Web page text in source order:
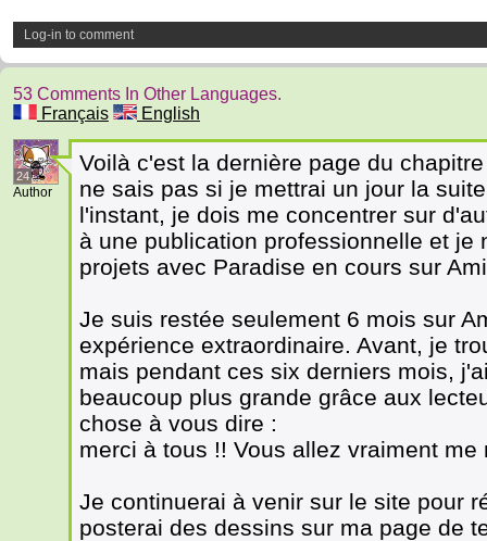
Log-in to comment
53 Comments In Other Languages.
Français
English
24
Author
Voilà c'est la dernière page du
ne sais pas si je mettrai un jour la
l'instant, je dois me concentrer sur
à une publication professionnelle et je
projets avec Paradise en cours sur
Je suis restée seulement 6 mois sur
expérience extraordinaire. Avant, je
mais pendant ces six derniers mois,
beaucoup plus grande grâce aux
chose à vous dire :
merci à tous !! Vous allez vraiment me
Je continuerai à venir sur le site pour
posterai des dessins sur ma page de